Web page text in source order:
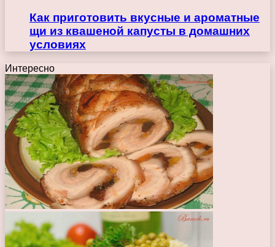
Как приготовить вкусные и ароматные
щи из квашеной капусты в домашних
условиях
Интересно